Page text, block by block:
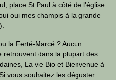
place St Paul à côté de l'église
oui mes champis à la grande
la Ferté-Marcé ? Aucun
retrouvent dans la plupart des
La vie Bio et Bienvenue à
vous souhaitez les déguster